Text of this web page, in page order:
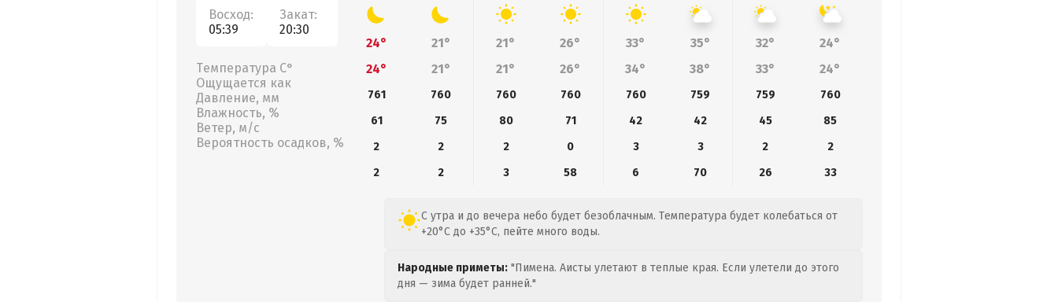
Восход:
05:39
Закат:
20:30
Температура С°
Ощущается как
Давление, мм
Влажность, %
Ветер, м/с
Вероятность осадков, %
24° 21° 21° 26° 33° 35° 32°
24°
24°
21° 21° 26° 34° 38° 33° 24°
761 760 760 760 760 759 759
760
61
75 80 71 42 42 45
85
2
2 2 0 3 3 2
2
2
2 3 58 6 70 26 33
С утра и до вечера небо будет безоблачным. Температура будет колебаться от
+20°C до +35°C, пейте много воды.
Народные приметы: "Пимена. Аисты улетают в теплые края. Если улетели до этого
дня — зима будет ранней."